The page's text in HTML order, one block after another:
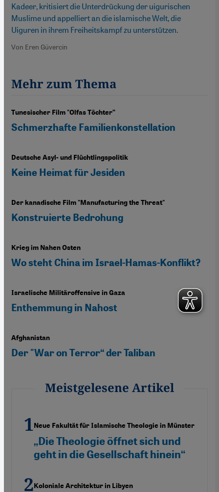
Kadeer, kritisiert die Unterdrückung der uigurischen
Muslime und appelliert an die islamische Welt, die
Uiguren in ihrem Freiheitskampf zu unterstützen.
Von Eren Güvercin
Mehr zum Thema
Tunesischer Film "Olfas Töchter“
Schmerzhafte Familienkonstellation
Deutsche Asyl- und Flüchtlingspolitik
Keine Heimat für Jesiden
Der kanadische Film "Manufacturing the Threat"
Konstruierte Bedrohung
Krieg im Nahen Osten
Wo steht China im Israel-Hamas-Konflikt?
Israelische Militäroffensive in Gaza
Enthemmung in Nahost
Afghanistan
Der "War on Terror“ der Taliban
Meistgelesene Artikel
Neue Fakultät für Islamische Theologie in Münster
„Die Theologie öffnet sich und
geht in die Gesellschaft hinein“
Koloniale Architektur in Libyen